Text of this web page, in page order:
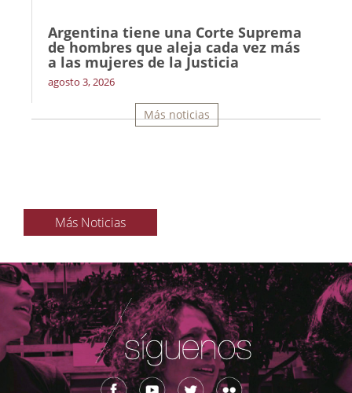
Argentina tiene una Corte Suprema
de hombres que aleja cada vez más
a las mujeres de la Justicia
agosto 3, 2026
Más noticias
Más Noticias